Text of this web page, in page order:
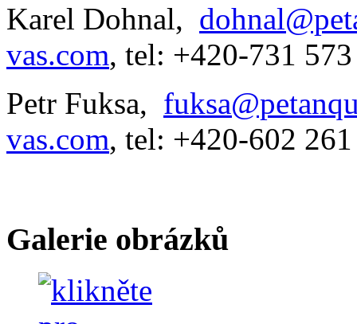
Karel Dohnal,
vas.com, tel: +420-731
Petr Fuksa,
vas.com, tel: +420-602
Galerie obrázků